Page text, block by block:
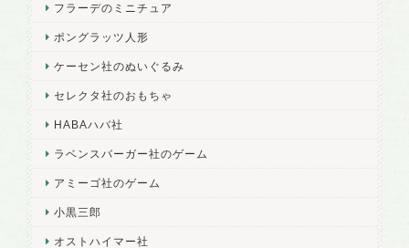
フラーデのミニチュア
ポングラッツ人形
ケーセン社のぬいぐるみ
セレクタ社のおもちゃ
HABAハバ社
ラベンスバーガー社のゲーム
アミーゴ社のゲーム
小黒三郎
オストハイマー社